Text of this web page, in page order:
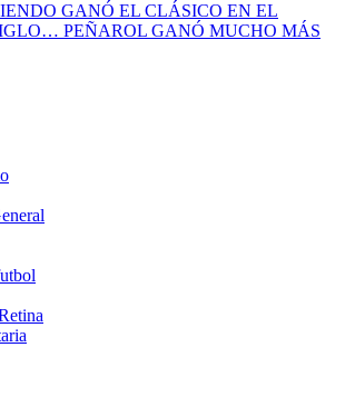
GANÓ EL CLÁSICO EN EL
PEÑAROL GANÓ MUCHO MÁS